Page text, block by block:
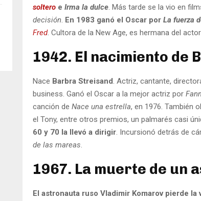
soltero e Irma la dulce. Más tarde se la vio en
decisión. En 1983 ganó el Oscar por La fuerza
Fred. Cultora de la New Age, es hermana del
1942. El nacimiento de
Nace Barbra Streisand. Actriz, cantante,
business. Ganó el Oscar a la mejor actriz por
canción de Nace una estrella, en 1976. También
el Tony, entre otros premios, un palmarés casi
60 y 70 la llevó a dirigir. Incursionó detrás de
de las mareas.
1967. La muerte de un
El astronauta ruso Vladimir Komarov pierde